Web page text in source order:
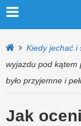
Kiedy jechać i
wyjazdu pod kątem
było przyjemne i
Jak